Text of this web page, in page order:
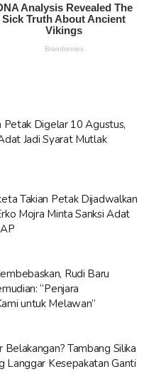
Petak Digelar 10 Agustus,
Jadi Syarat Mutlak
Takian Petak Dijadwalkan
Mojra Minta Sanksi Adat
Rudi Baru
“Penjara
untuk Melawan”
Belakangan? Tambang Silika
Langgar Kesepakatan Ganti